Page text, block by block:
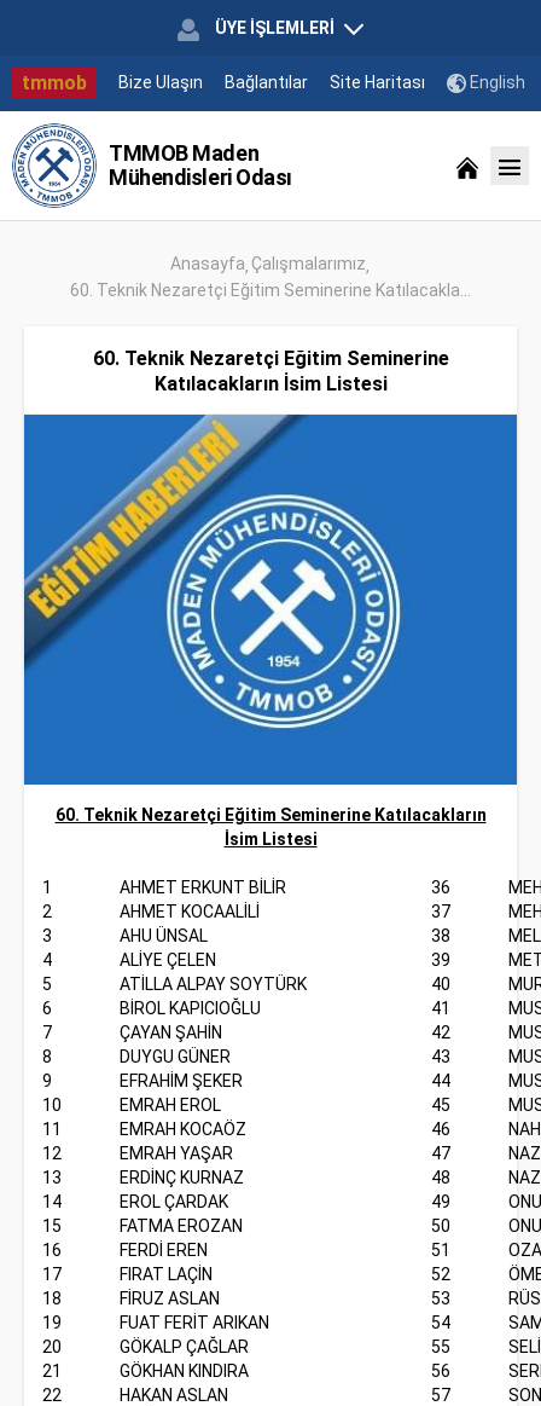
ÜYE İŞLEMLERİ
tmmob Bize Ulaşın Bağlantılar Site Haritası English
TMMOB Maden
Mühendisleri Odası
Anasayfa Çalışmalarımız
60. Teknik Nezaretçi Eğitim Seminerine Katılacakla...
60. Teknik Nezaretçi Eğitim Seminerine
Katılacakların İsim Listesi
60. Teknik Nezaretçi Eğitim Seminerine Katılacakların
İsim Listesi
1 AHMET ERKUNT BİLİR 36
2
AHMET KOCAALİLİ 37
3
AHU ÜNSAL 38
4
ALİYE ÇELEN 39
5
ATİLLA ALPAY SOYTÜRK 40
6
BİROL KAPICIOĞLU 41
7
ÇAYAN ŞAHİN 42
8
DUYGU GÜNER 43
9
EFRAHİM ŞEKER 44
10
EMRAH EROL 45
11
EMRAH KOCAÖZ 46
12
EMRAH YAŞAR 47
13
ERDİNÇ KURNAZ 48
14
EROL ÇARDAK 49
15
FATMA EROZAN 50
16
FERDİ EREN 51
17
FIRAT LAÇİN 52
18
FİRUZ ASLAN 53
19
FUAT FERİT ARIKAN 54
20
GÖKALP ÇAĞLAR 55
21
GÖKHAN KINDIRA 56
22
HAKAN ASLAN 57